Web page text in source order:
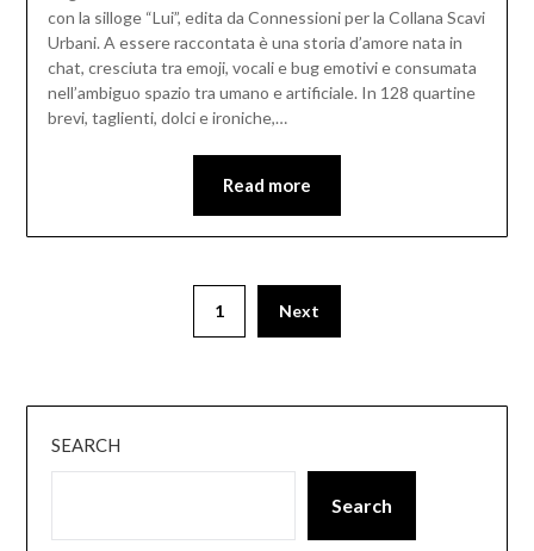
con la silloge “Lui”, edita da Connessioni per la Collana Scavi
Urbani. A essere raccontata è una storia d’amore nata in
chat, cresciuta tra emoji, vocali e bug emotivi e consumata
nell’ambiguo spazio tra umano e artificiale. In 128 quartine
brevi, taglienti, dolci e ironiche,…
Read more
1 Next
SEARCH
Search